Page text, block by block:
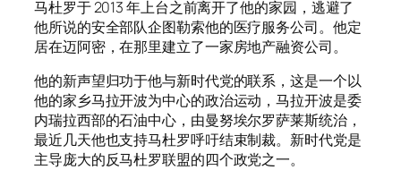
马杜罗于 2013 年上台之前离开了他的家园，逃避了
他所说的安全部队企图勒索他的医疗服务公司。他定
居在迈阿密，在那里建立了一家房地产融资公司。
他的新声望归功于他与新时代党的联系，这是一个以
他的家乡马拉开波为中心的政治运动，马拉开波是委
内瑞拉西部的石油中心，由曼努埃尔罗萨莱斯统治，
最近几天他也支持马杜罗呼吁结束制裁。新时代党是
主导庞大的反马杜罗联盟的四个政党之一。